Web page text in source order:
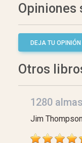
Opiniones
DEJA TU OPINIÓN
Otros
1280 almas
Jim